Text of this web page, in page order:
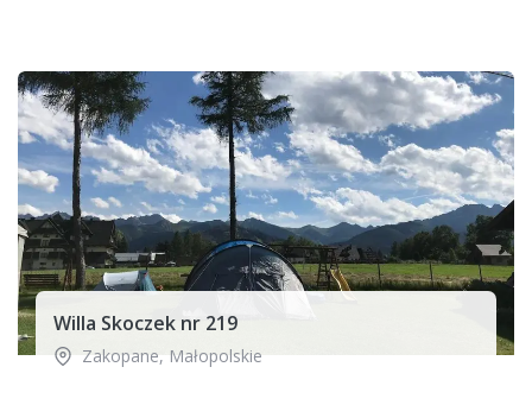
Willa Skoczek nr 219
Zakopane, Małopolskie